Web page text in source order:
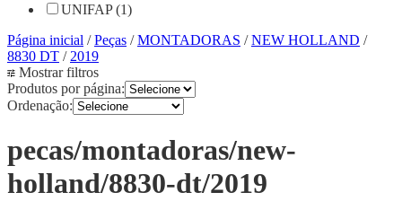
UNIFAP (1)
Página inicial /Peças /MONTADORAS /NEW HOLLAND /
8830 DT / 2019
Mostrar filtros
Produtos por página:
Ordenação:
pecas/montadoras/new-
holland/8830-dt/2019